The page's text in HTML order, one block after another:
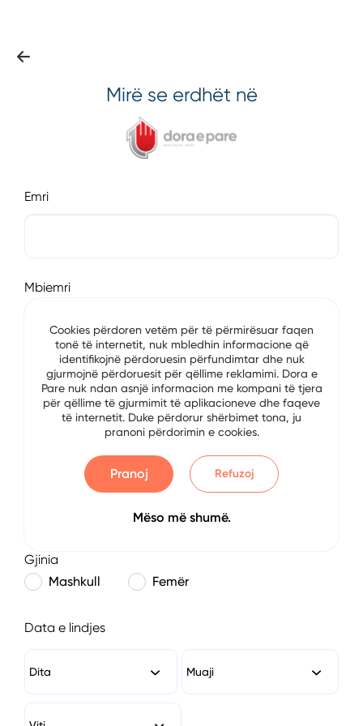
Mirë se erdhët në
Emri
Mbiemri
E-mail
Numri i Telefonit
Gjinia
Mashkull
Femër
Data e lindjes
Dita Muaji
Cookies përdoren vetëm për të përmirësuar faqen
tonë të internetit, nuk mbledhin informacione që
identifikojnë përdoruesin përfundimtar dhe nuk
gjurmojnë përdoruesit për qëllime reklamimi. Dora e
Pare nuk ndan asnjë informacion me kompani të tjera
për qëllime të gjurmimit të aplikacioneve dhe faqeve
të internetit. Duke përdorur shërbimet tona, ju
pranoni përdorimin e cookies.
Pranoj Refuzoj
Mëso më shumë.